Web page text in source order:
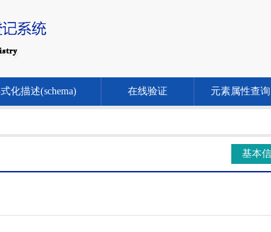
化描述(schema) 在线验证 元素属性查询
基本